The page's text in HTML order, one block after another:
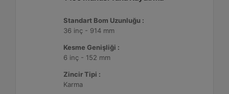
Standart Bom Uzunluğu :
36 inç - 914 mm
Kesme Genişliği :
6 inç - 152 mm
Zincir Tipi :
Karma